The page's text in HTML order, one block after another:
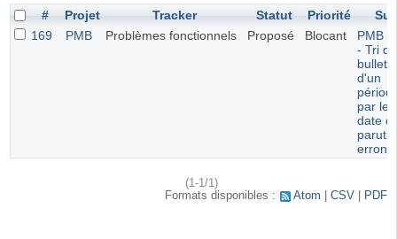
# Projet Tracker Statut Priorité
169
PMB Problèmes fonctionnels Proposé Blocant
PMB
- Tri
d'un
par
date
erroné
(1-1/1)
Formats disponibles :
Atom CSV PDF